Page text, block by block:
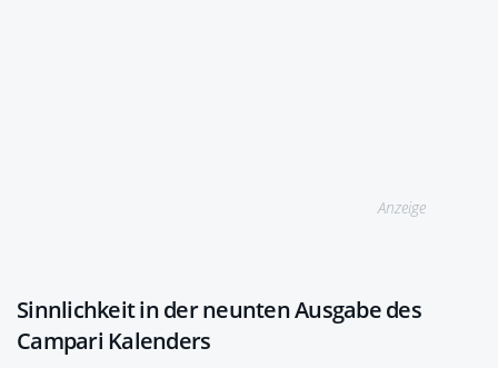
Anzeige
Sinnlichkeit in der neunten Ausgabe des
Campari Kalenders